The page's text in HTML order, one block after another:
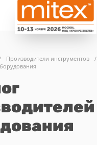
Производители инструментов /